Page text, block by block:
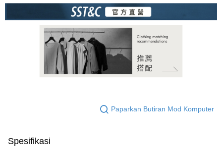
Paparkan Butiran Mod Komputer
Spesifikasi